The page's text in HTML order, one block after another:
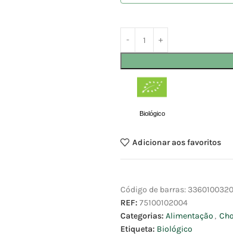
Biológico
Adicionar aos favoritos
Código de barras:
REF: 75100102004
Categorias: Alimentação ,
Etiqueta: Biológico